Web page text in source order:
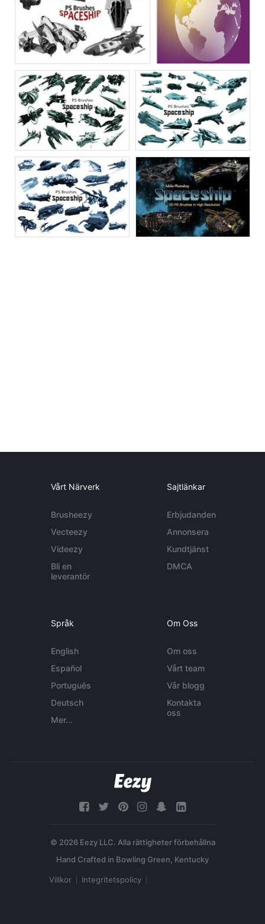
Vårt Närverk
Brusheezy
Vecteezy
Videezy
Bli en
leverantör
Sajtlänkar
Erbjudanden
Annonsera
Kundtjänst
DMCA
Språk
English
Español
Português
Deutsch
Mer...
Om Oss
Om oss
Vårt team
Vår blogg
Kontakta
oss
© 2026 Eezy LLC. Alla rättigheter förbehållna
Villkor Integritetspolicy